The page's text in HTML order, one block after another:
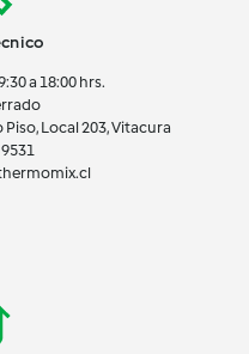
a 18:00 hrs.
Piso, Local 203, Vitacura